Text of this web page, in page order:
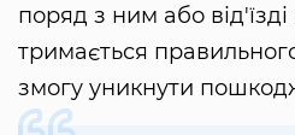
поряд з ним або
тримається
змогу уникнути